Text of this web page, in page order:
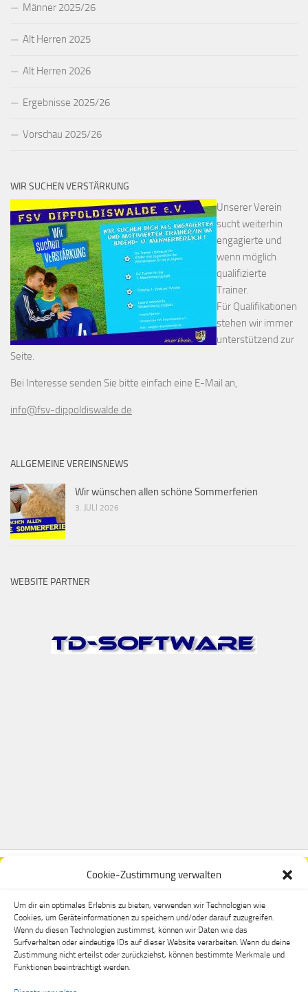
Cookie-Zustimmung verwalten
Um dir ein optimales Erlebnis zu bieten, verwenden wir Technologien wie
Cookies, um Geräteinformationen zu speichern und/oder darauf zuzugreifen.
Wenn du diesen Technologien zustimmst, können wir Daten wie das
Surfverhalten oder eindeutige IDs auf dieser Website verarbeiten. Wenn du deine
Zustimmung nicht erteilst oder zurückziehst, können bestimmte Merkmale und
Funktionen beeinträchtigt werden.
Männer 2025/26
Alt Herren 2025
Alt Herren 2026
Ergebnisse 2025/26
Vorschau 2025/26
WIR SUCHEN VERSTÄRKUNG
Unserer Verein
sucht weiterhin
engagierte und
wenn möglich
qualifizierte
Trainer.
Für Qualifikationen
stehen wir immer
unterstützend zur
Seite.
Bei Interesse senden Sie bitte einfach eine E-Mail an,
info@fsv-dippoldiswalde.de
ALLGEMEINE VEREINSNEWS
Wir wünschen allen schöne Sommerferien
3. JULI 2026
WEBSITE PARTNER